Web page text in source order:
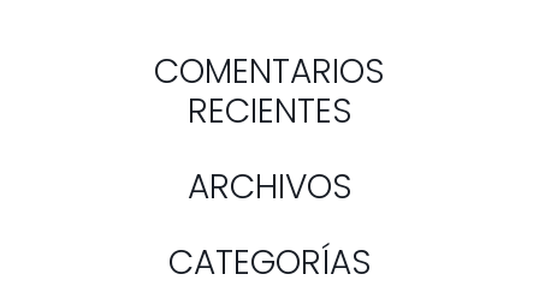
COMENTARIOS
RECIENTES
ARCHIVOS
CATEGORÍAS